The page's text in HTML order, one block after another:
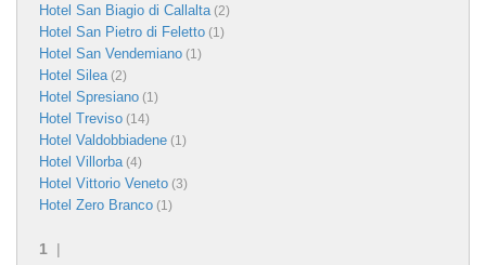
Hotel San Biagio di Callalta(2)
Hotel San Pietro di Feletto (1)
Hotel San Vendemiano (1)
Hotel Silea(2)
Hotel Spresiano (1)
Hotel Treviso (14)
Hotel Valdobbiadene (1)
Hotel Villorba(4)
Hotel Vittorio Veneto (3)
Hotel Zero Branco (1)
1 |